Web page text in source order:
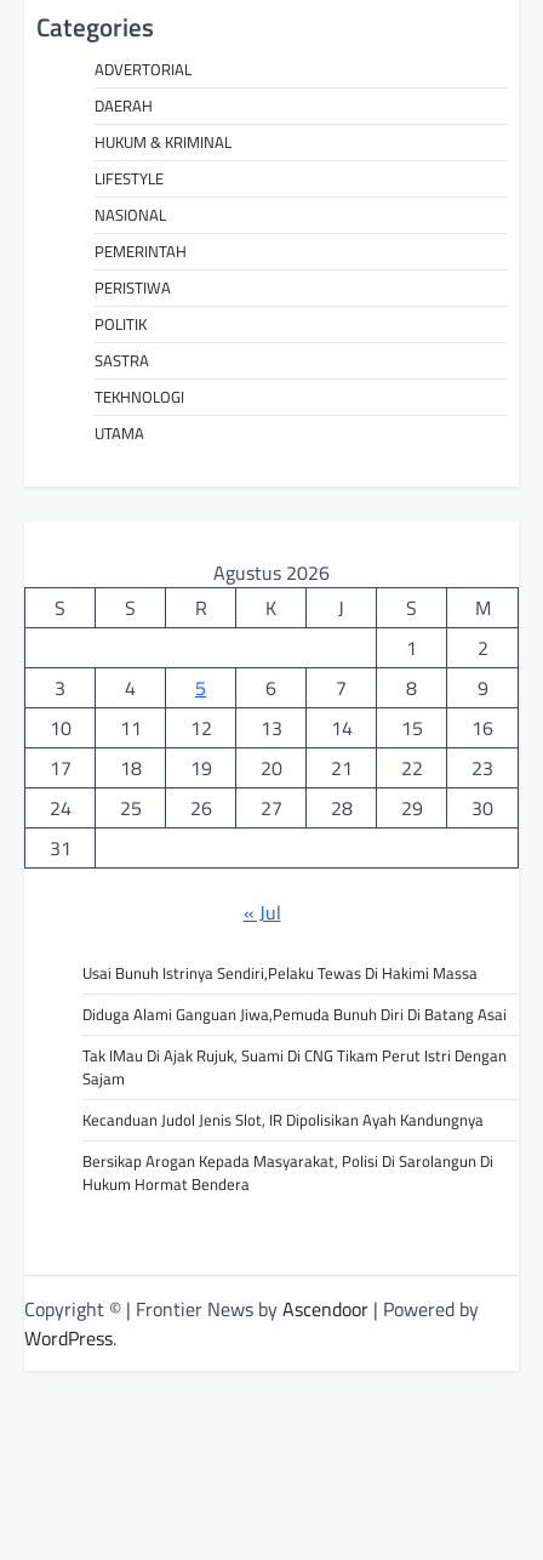
Categories
ADVERTORIAL
DAERAH
HUKUM & KRIMINAL
LIFESTYLE
NASIONAL
PEMERINTAH
PERISTIWA
POLITIK
SASTRA
TEKHNOLOGI
UTAMA
Agustus 2026
S
S R K J S
M
1
2
3
4 5 6 7 8
9
10
11 12 13 14 15
16
17
18 19 20 21 22
23
24
25 26 27 28 29
30
31
« Jul
Usai Bunuh Istrinya Sendiri,Pelaku Tewas Di Hakimi Massa
Diduga Alami Ganguan Jiwa,Pemuda Bunuh Diri Di Batang Asai
Tak IMau Di Ajak Rujuk, Suami Di CNG Tikam Perut Istri Dengan
Sajam
Kecanduan Judol Jenis Slot, IR Dipolisikan Ayah Kandungnya
Bersikap Arogan Kepada Masyarakat, Polisi Di Sarolangun Di
Hukum Hormat Bendera
Copyright © | Frontier News byAscendoor | Powered by
WordPress.